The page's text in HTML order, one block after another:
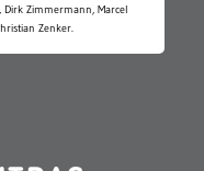
Dirk Zimmermann, Marcel
Zenker.